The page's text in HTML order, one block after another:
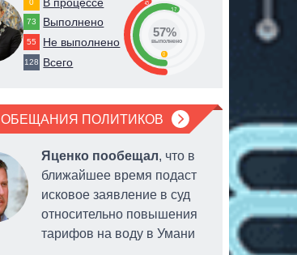
73 Выполнено
55 Не выполнено
128 Всего
43
57
0
57%
выполнено
ОБЕЩАНИЯ ПОЛИТИКОВ
Яценко пообещал, что в
ближайшее время подаст
исковое заявление в суд
относительно повышения
тарифов на воду в Умани